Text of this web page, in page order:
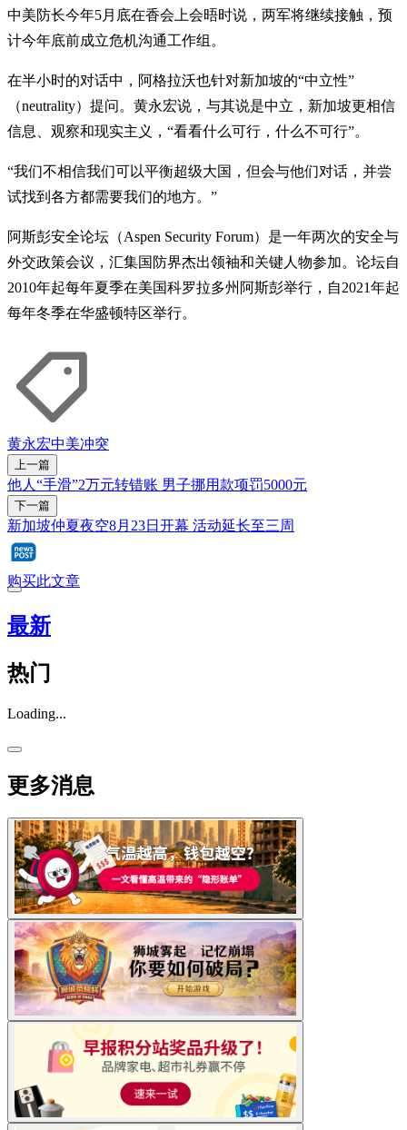
中美防长今年5月底在香会上会晤时说，两军将继续接触，预
计今年底前成立危机沟通工作组。
在半小时的对话中，阿格拉沃也针对新加坡的“中立性”
（neutrality）提问。黄永宏说，与其说是中立，新加坡更相信
信息、观察和现实主义，“看看什么可行，什么不可行”。
“我们不相信我们可以平衡超级大国，但会与他们对话，并尝
试找到各方都需要我们的地方。”
阿斯彭安全论坛（Aspen Security Forum）是一年两次的安全与
外交政策会议，汇集国防界杰出领袖和关键人物参加。论坛自
2010年起每年夏季在美国科罗拉多州阿斯彭举行，自2021年起
每年冬季在华盛顿特区举行。
黄永宏中美冲突
上一篇
他人“手滑”2万元转错账 男子挪用款项罚5000元
下一篇
新加坡仲夏夜空8月23日开幕 活动延长至三周
购买此文章
最新
热门
Loading...
更多消息